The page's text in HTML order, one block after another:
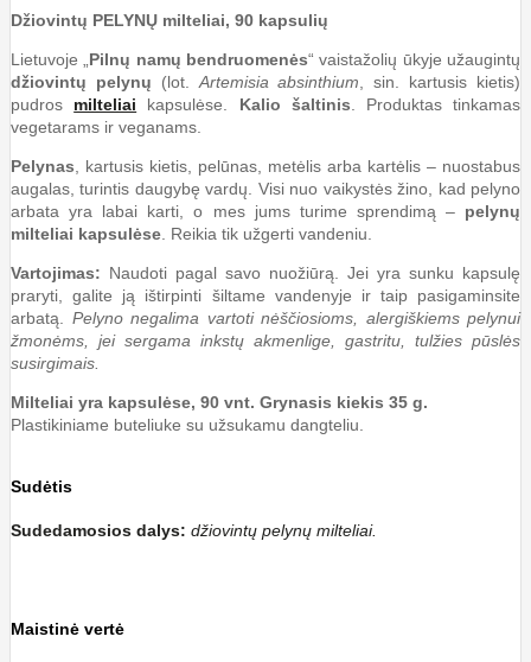
Džiovintų PELYNŲ milteliai, 90 kapsulių
Lietuvoje „ Pilnų namų bendruomenės“ vaistažolių ūkyje užaugintų
džiovintų pelynų (lot. Artemisia absinthium , sin. kartusis kietis)
pudros milteliai kapsulėse. Kalio šaltinis . Produktas tinkamas
vegetarams ir veganams.
Pelynas , kartusis kietis, pelūnas, metėlis arba kartėlis – nuostabus
augalas, turintis daugybę vardų. Visi nuo vaikystės žino, kad pelyno
arbata yra labai karti, o mes jums turime sprendimą – pelynų
milteliai kapsulėse . Reikia tik užgerti vandeniu.
Vartojimas: Naudoti pagal savo nuožiūrą. Jei yra sunku kapsulę
praryti, galite ją ištirpinti šiltame vandenyje ir taip pasigaminsite
arbatą. Pelyno negalima vartoti nėščiosioms, alergiškiems pelynui
žmonėms, jei sergama inkstų akmenlige, gastritu, tulžies pūslės
susirgimais.
Milteliai yra kapsulėse, 90 vnt. Grynasis kiekis 35 g.
Plastikiniame buteliuke su užsukamu dangteliu.
Sudėtis
Sudedamosios dalys: džiovintų pelynų milteliai.
Maistinė vertė